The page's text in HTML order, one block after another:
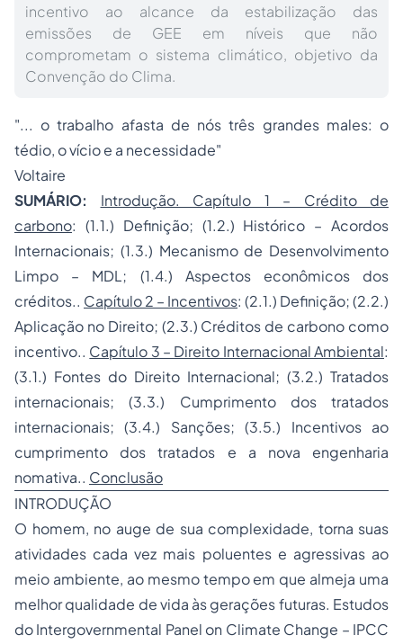
incentivo ao alcance da estabilização das
emissões de GEE em níveis que não
comprometam o sistema climático, objetivo da
Convenção do Clima.
"... o trabalho afasta de nós três grandes males: o
tédio, o vício e a necessidade"
Voltaire
SUMÁRIO: Introdução. Capítulo 1 – Crédito de
carbono: (1.1.) Definição; (1.2.) Histórico – Acordos
Internacionais; (1.3.) Mecanismo de Desenvolvimento
Limpo – MDL; (1.4.) Aspectos econômicos dos
créditos.. Capítulo 2 – Incentivos: (2.1.) Definição; (2.2.)
Aplicação no Direito; (2.3.) Créditos de carbono como
incentivo.. Capítulo 3 – Direito Internacional Ambiental:
(3.1.) Fontes do Direito Internacional; (3.2.) Tratados
internacionais; (3.3.) Cumprimento dos tratados
internacionais; (3.4.) Sanções; (3.5.) Incentivos ao
cumprimento dos tratados e a nova engenharia
nomativa.. Conclusão
INTRODUÇÃO
O homem, no auge de sua complexidade, torna suas
atividades cada vez mais poluentes e agressivas ao
meio ambiente, ao mesmo tempo em que almeja uma
melhor qualidade de vida às gerações futuras. Estudos
doIntergovernmental Panel on Climate Change – IPCC